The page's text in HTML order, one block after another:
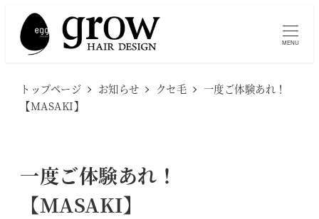
MENU
トップページ お知らせ クセ毛
一度ご体験あれ！
【MASAKI】
一度ご体験あれ！
【MASAKI】